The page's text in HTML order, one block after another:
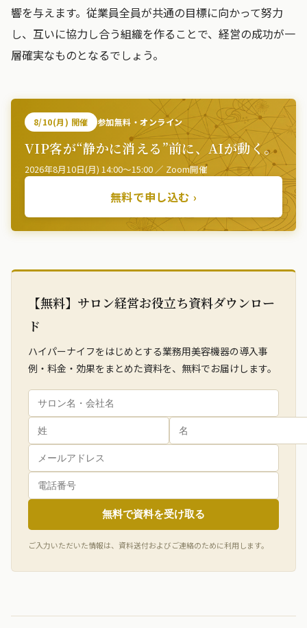
響を与えます。従業員全員が共通の目標に向かって努力
し、互いに協力し合う組織を作ることで、経営の成功が一
層確実なものとなるでしょう。
8/10(月) 開催 参加無料・オンライン
VIP客が“静かに消える”前に、AIが動く。
2026年8月10日(月) 14:00〜15:00 ／ Zoom開催
無料で申し込む ›
【無料】サロン経営お役立ち資料ダウンロー
ド
ハイパーナイフをはじめとする業務用美容機器の導入事
例・料金・効果をまとめた資料を、無料でお届けします。
無料で資料を受け取る
ご入力いただいた情報は、資料送付およびご連絡のために利用します。